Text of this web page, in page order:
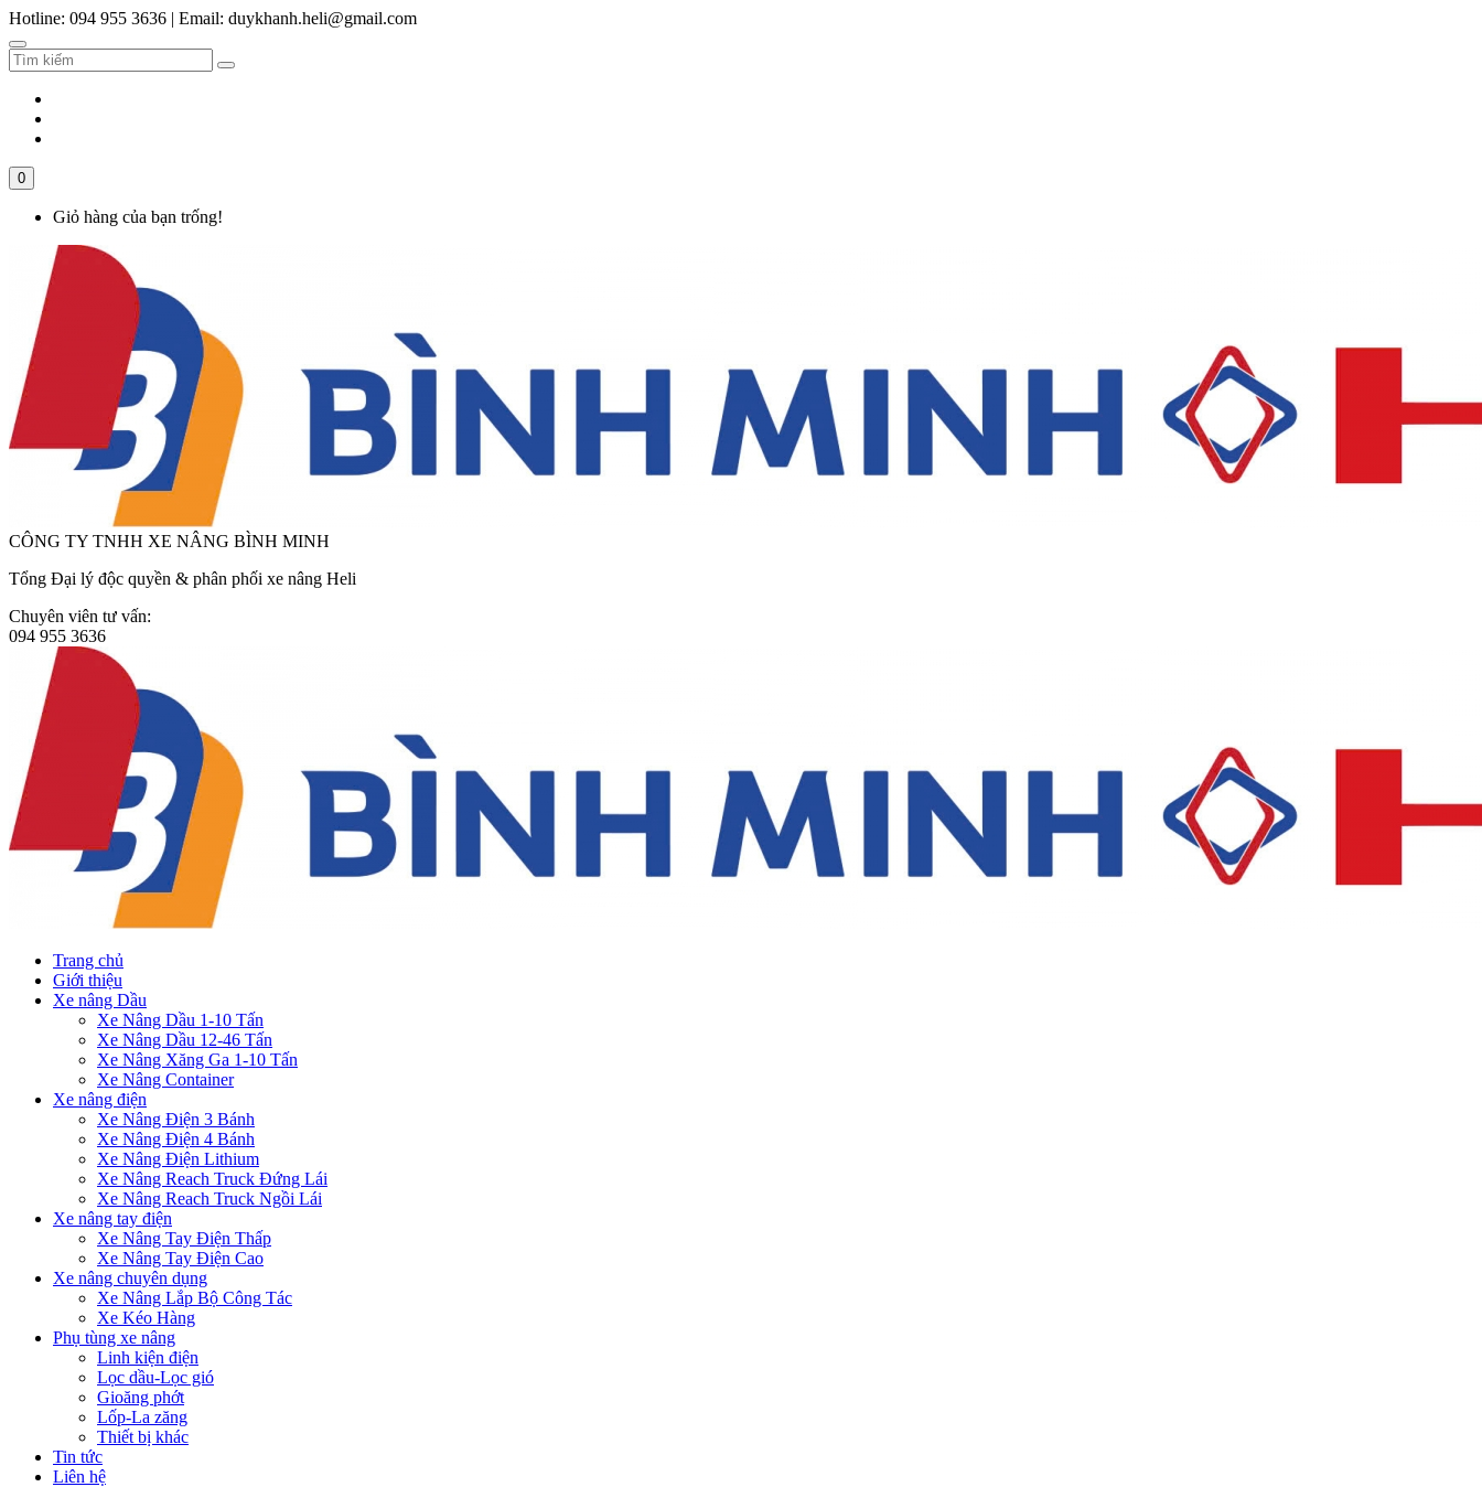
Hotline: 094 955 3636 | Email: duykhanh.heli@gmail.com
0
Giỏ hàng của bạn trống!
CÔNG TY TNHH XE NÂNG BÌNH MINH
Tổng Đại lý độc quyền & phân phối xe nâng Heli
Chuyên viên tư vấn:
094 955 3636
Trang chủ
Giới thiệu
Xe nâng Dầu
Xe Nâng Dầu 1-10 Tấn
Xe Nâng Dầu 12-46 Tấn
Xe Nâng Xăng Ga 1-10 Tấn
Xe Nâng Container
Xe nâng điện
Xe Nâng Điện 3 Bánh
Xe Nâng Điện 4 Bánh
Xe Nâng Điện Lithium
Xe Nâng Reach Truck Đứng Lái
Xe Nâng Reach Truck Ngồi Lái
Xe nâng tay điện
Xe Nâng Tay Điện Thấp
Xe Nâng Tay Điện Cao
Xe nâng chuyên dụng
Xe Nâng Lắp Bộ Công Tác
Xe Kéo Hàng
Phụ tùng xe nâng
Linh kiện điện
Lọc dầu-Lọc gió
Gioăng phớt
Lốp-La zăng
Thiết bị khác
Tin tức
Liên hệ